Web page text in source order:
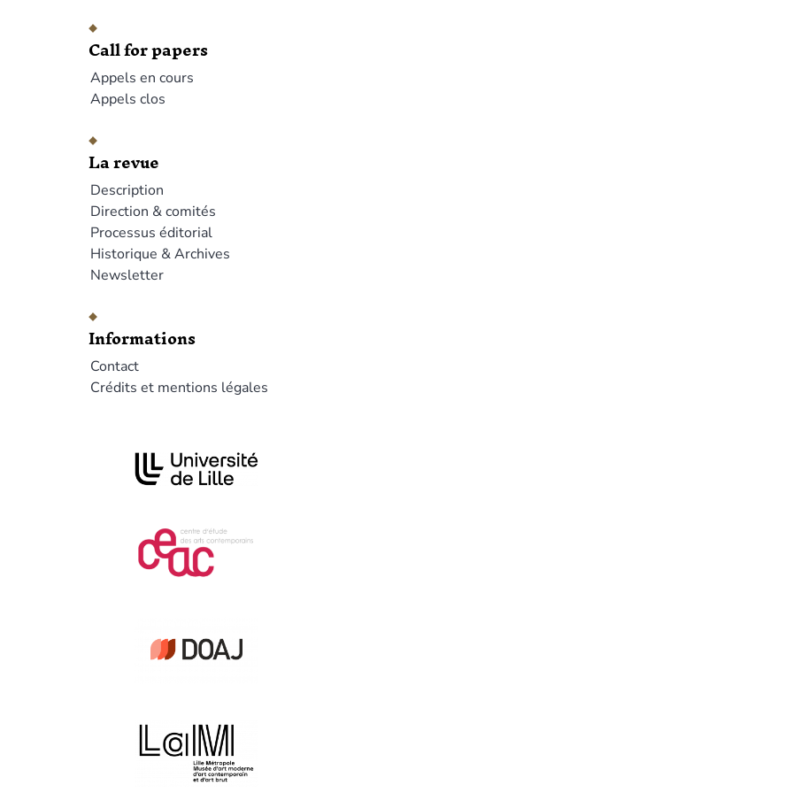
Call for papers
Appels en cours
Appels clos
La revue
Description
Direction & comités
Processus éditorial
Historique & Archives
Newsletter
Informations
Contact
Crédits et mentions légales
In collaboration with